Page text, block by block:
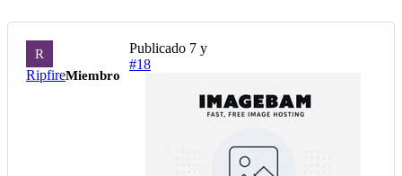
R
RipfireMiembro
Publicado 7 y
#18